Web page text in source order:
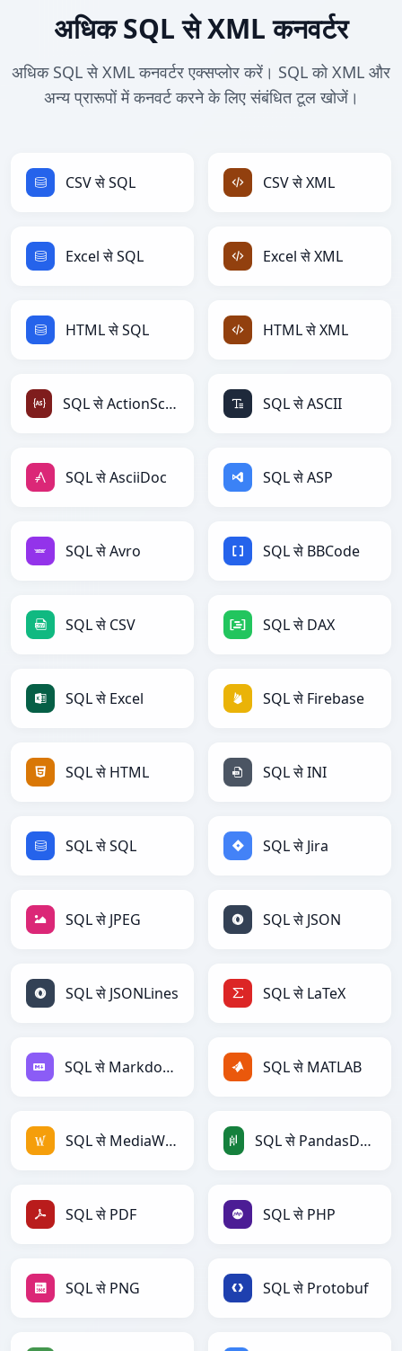
अधिक SQL से XML कनवर्टर
अधिक SQL से XML कनवर्टर एक्सप्लोर करें। SQL को XML और
अन्य प्रारूपों में कनवर्ट करने के लिए संबंधित टूल खोजें।
CSV से SQL CSV से XML
Excel से SQL Excel से XML
HTML से SQL HTML से XML
SQL से ActionScript SQL से ASCII
SQL से AsciiDoc SQL से ASP
SQL से Avro SQL से BBCode
SQL से CSV SQL से DAX
SQL से Excel SQL से Firebase
SQL से HTML SQL से INI
SQL से SQL SQL से Jira
SQL से JPEG SQL से JSON
SQL से JSONLines SQL से LaTeX
SQL से Markdown SQL से MATLAB
SQL से MediaWiki SQL से PandasDataFrame
SQL से PDF SQL से PHP
SQL से PNG SQL से Protobuf